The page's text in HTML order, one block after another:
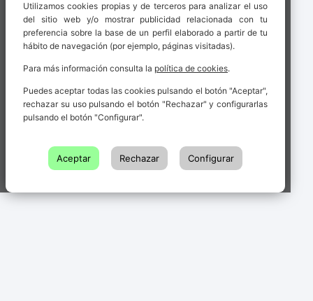
Utilizamos cookies propias y de terceros para analizar el uso
del sitio web y/o mostrar publicidad relacionada con tu
preferencia sobre la base de un perfil elaborado a partir de tu
hábito de navegación (por ejemplo, páginas visitadas).
Para más información consulta la política de cookies.
Puedes aceptar todas las cookies pulsando el botón "Aceptar",
rechazar su uso pulsando el botón "Rechazar" y configurarlas
pulsando el botón "Configurar".
Aceptar Rechazar Configurar